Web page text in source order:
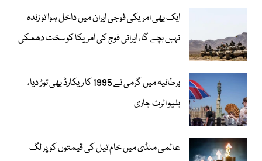
ایک بھی امریکی فوجی ایران میں داخل ہوا تو زندہ
نہیں بچے گا، ایرانی فوج کی امریکا کو سخت دھمکی
برطانیہ میں گرمی نے 1995 کا ریکارڈ بھی توڑ دیا،
بلیو الرٹ جاری
عالمی منڈی میں خام تیل کی قیمتوں کو پر لگ